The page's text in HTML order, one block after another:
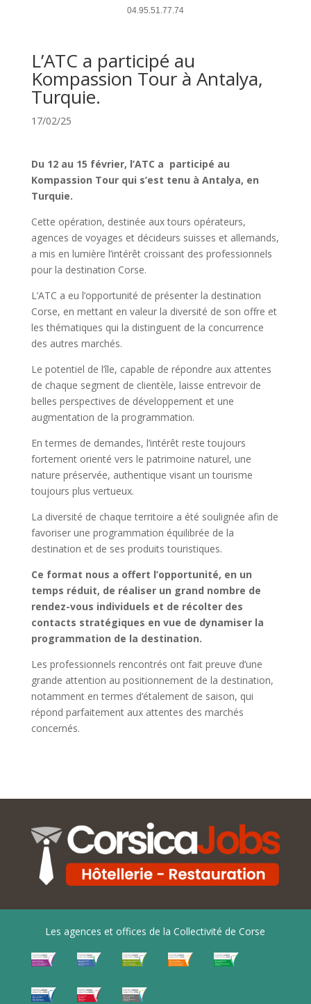
04.95.51.77.74
L’ATC a participé au
Kompassion Tour à Antalya,
Turquie.
17/02/25
Du 12 au 15 février, l’ATC a participé au
Kompassion Tour qui s’est tenu à Antalya, en
Turquie.
Cette opération, destinée aux tours opérateurs,
agences de voyages et décideurs suisses et allemands,
a mis en lumière l’intérêt croissant des professionnels
pour la destination Corse.
L’ATC a eu l’opportunité de présenter la destination
Corse, en mettant en valeur la diversité de son offre et
les thématiques qui la distinguent de la concurrence
des autres marchés.
Le potentiel de l’île, capable de répondre aux attentes
de chaque segment de clientèle, laisse entrevoir de
belles perspectives de développement et une
augmentation de la programmation.
En termes de demandes, l’intérêt reste toujours
fortement orienté vers le patrimoine naturel, une
nature préservée, authentique visant un tourisme
toujours plus vertueux.
La diversité de chaque territoire a été soulignée afin de
favoriser une programmation équilibrée de la
destination et de ses produits touristiques.
Ce format nous a offert l’opportunité, en un
temps réduit, de réaliser un grand nombre de
rendez-vous individuels et de récolter des
contacts stratégiques en vue de dynamiser la
programmation de la destination.
Les professionnels rencontrés ont fait preuve d’une
grande attention au positionnement de la destination,
notamment en termes d’étalement de saison, qui
répond parfaitement aux attentes des marchés
concernés.
Les agences et offices de la Collectivité de Corse